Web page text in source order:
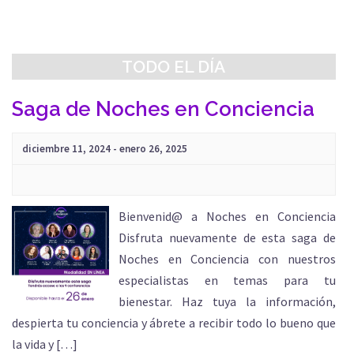
vistas
de
Eventos
TODO EL DÍA
Saga de Noches en Conciencia
diciembre 11, 2024 - enero 26, 2025
Bienvenid@ a Noches en Conciencia
Disfruta nuevamente de esta saga de
Noches en Conciencia con nuestros
especialistas en temas para tu
bienestar. Haz tuya la información,
despierta tu conciencia y ábrete a recibir todo lo bueno que
la vida y […]